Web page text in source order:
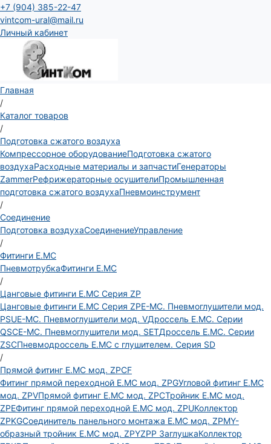
+7 (904) 385-22-47
vintcom-ural@mail.ru
Личный кабинет
Главная
/
Каталог товаров
/
Подготовка сжатого воздуха
Компрессорное оборудованиеПодготовка сжатого
воздухаРасходные материалы и запчастиГенераторы
ZammerРефрижераторные осушителиПромышленная
подготовка сжатого воздухаПневмоинструмент
/
Соединение
Подготовка воздухаСоединениеУправление
/
Фитинги E.MC
ПневмотрубкаФитинги E.MC
/
Цанговые фитинги E.MC Серия ZP
Цанговые фитинги E.MC Серия ZPE-MC. Пневмоглушители мод.
PSUE-MC. Пневмоглушители мод. VДроссель E.MC. Серии
QSCE-MC. Пневмоглушители мод. SETДроссель E.MC. Серии
ZSCПневмодроссель E.MC с глушителем. Серия SD
/
Прямой фитинг E.MC мод. ZPCF
Фитинг прямой переходной E.MC мод. ZPGУгловой фитинг E.MC
мод. ZPVПрямой фитинг E.MC мод. ZPCТройник E.MC мод.
ZPEФитинг прямой переходной E.MC мод. ZPUКоллектор
ZPKGСоединитель панельного монтажа E.MC мод. ZPMY-
образный тройник E.MC мод. ZPYZPP ЗаглушкаКоллектор